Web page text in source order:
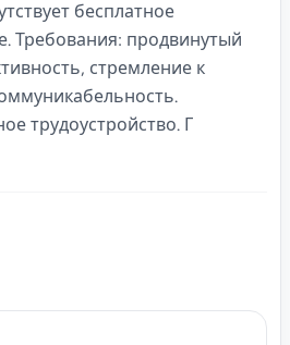
бесплатное
Требования: продвинутый
стремление к
трудоустройство. Г